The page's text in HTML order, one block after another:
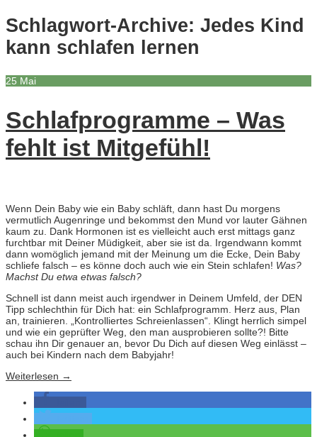
Schlagwort-Archive: Jedes Kind
kann schlafen lernen
25 Mai
Schlafprogramme – Was
fehlt ist Mitgefühl!
Wenn Dein Baby wie ein Baby schläft, dann hast Du morgens
vermutlich Augenringe und bekommst den Mund vor lauter Gähnen
kaum zu. Dank Hormonen ist es vielleicht auch erst mittags ganz
furchtbar mit Deiner Müdigkeit, aber sie ist da. Irgendwann kommt
dann womöglich jemand mit der Meinung um die Ecke, Dein Baby
schliefe falsch – es könne doch auch wie ein Stein schlafen! Was?
Machst Du etwa etwas falsch?
Schnell ist dann meist auch irgendwer in Deinem Umfeld, der DEN
Tipp schlechthin für Dich hat: ein Schlafprogramm. Herz aus, Plan
an, trainieren. „Kontrolliertes Schreienlassen“. Klingt herrlich simpel
und wie ein geprüfter Weg, den man ausprobieren sollte?! Bitte
schau ihn Dir genauer an, bevor Du Dich auf diesen Weg einlässt –
auch bei Kindern nach dem Babyjahr!
Weiterlesen →